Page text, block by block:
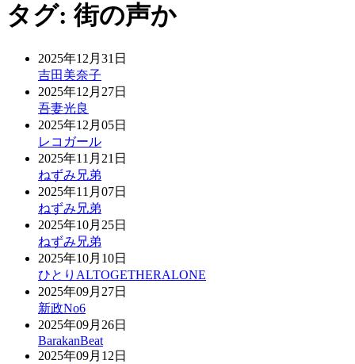
タグ: 街の声か
2025年12月31日
吉田美奈子
2025年12月27日
吾妻光良
2025年12月05日
レコガール
2025年11月21日
ねずみ兄弟
2025年11月07日
ねずみ兄弟
2025年10月25日
ねずみ兄弟
2025年10月10日
ひとりALTOGETHERALONE
2025年09月27日
新政No6
2025年09月26日
BarakanBeat
2025年09月12日